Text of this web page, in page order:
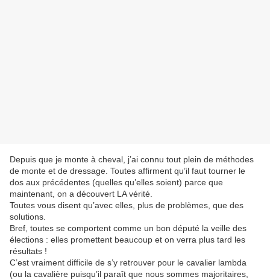
Depuis que je monte à cheval, j’ai connu tout plein de méthodes
de monte et de dressage. Toutes affirment qu’il faut tourner le
dos aux précédentes (quelles qu’elles soient) parce que
maintenant, on a découvert LA vérité.
Toutes vous disent qu’avec elles, plus de problèmes, que des
solutions.
Bref, toutes se comportent comme un bon député la veille des
élections : elles promettent beaucoup et on verra plus tard les
résultats !
C’est vraiment difficile de s’y retrouver pour le cavalier lambda
(ou la cavalière puisqu’il paraît que nous sommes majoritaires,